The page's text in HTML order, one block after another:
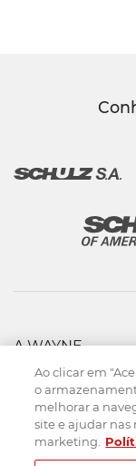
A WAYNE
PRODUTOS
FORÇA DE
ASSISTÊNCIA
DOWNLOADS
CONTATO
Ao clicar em
o
melhorar a
site e ajudar nas
marketing.